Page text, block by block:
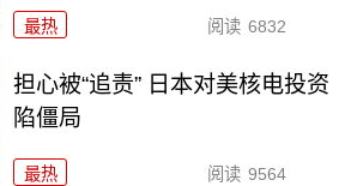
最热 阅读 6832
担心被“追责” 日本对美核电投资
陷僵局
最热 阅读 9564